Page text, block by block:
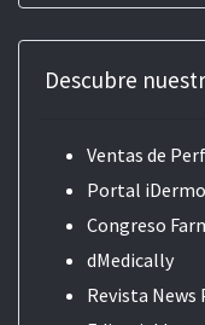
Descubre
Ventas de
Portal
Congreso
dMedically
Revista News